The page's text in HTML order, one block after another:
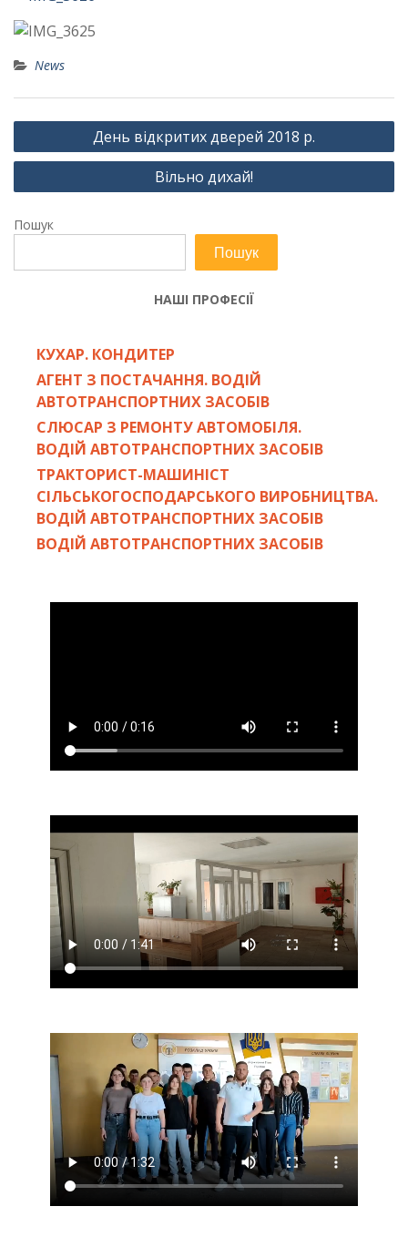
News
Навігація
записів
День відкритих дверей 2018 р.
Вільно дихай!
Пошук
Пошук
НАШІ ПРОФЕСІЇ
КУХАР. КОНДИТЕР
АГЕНТ З ПОСТАЧАННЯ. ВОДІЙ
АВТОТРАНСПОРТНИХ ЗАСОБІВ
СЛЮСАР З РЕМОНТУ АВТОМОБІЛЯ.
ВОДІЙ АВТОТРАНСПОРТНИХ ЗАСОБІВ
ТРАКТОРИСТ-МАШИНІСТ
СІЛЬСЬКОГОСПОДАРСЬКОГО ВИРОБНИЦТВА.
ВОДІЙ АВТОТРАНСПОРТНИХ ЗАСОБІВ
ВОДІЙ АВТОТРАНСПОРТНИХ ЗАСОБІВ